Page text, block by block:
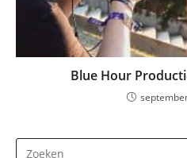
Blue Hour